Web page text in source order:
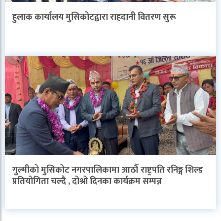
हुलाक कार्यालय मुसिकोटद्वारा राहदानी वितरण सुरू
गुल्मीको मुसिकोट नगरपालिकामा आठौँ राष्ट्रपति रनिङ्ग शिल्ड
प्रतियोगिता चल्दै , दोश्रो दिनका कार्यक्रम सम्पन्न